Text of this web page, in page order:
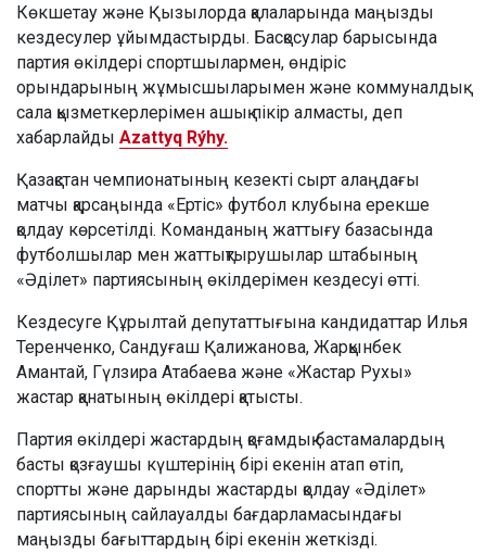
Көкшетау және Қызылорда қалаларында маңызды
кездесулер ұйымдастырды. Басқосулар барысында
партия өкілдері спортшылармен, өндіріс
орындарының жұмысшыларымен және коммуналдық
сала қызметкерлерімен ашық пікір алмасты, деп
хабарлайды Azattyq Rýhy.
Қазақстан чемпионатының кезекті сырт алаңдағы
матчы қарсаңында «Ертіс» футбол клубына ерекше
қолдау көрсетілді. Команданың жаттығу базасында
футболшылар мен жаттықтырушылар штабының
«Әділет» партиясының өкілдерімен кездесуі өтті.
Кездесуге Құрылтай депутаттығына кандидаттар Илья
Теренченко, Сандуғаш Қалижанова, Жарқынбек
Амантай, Гүлзира Атабаева және «Жастар Рухы»
жастар қанатының өкілдері қатысты.
Партия өкілдері жастардың қоғамдық бастамалардың
басты қозғаушы күштерінің бірі екенін атап өтіп,
спортты және дарынды жастарды қолдау «Әділет»
партиясының сайлауалды бағдарламасындағы
маңызды бағыттардың бірі екенін жеткізді.